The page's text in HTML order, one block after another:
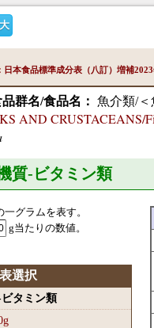
日本食品標準成分表（八訂）増補
群名/食品名： 魚介類/
AND CRUSTACEANS/
質-ビタミン類
グラムを表す。
g当たりの数値。
選択
タミン類
g